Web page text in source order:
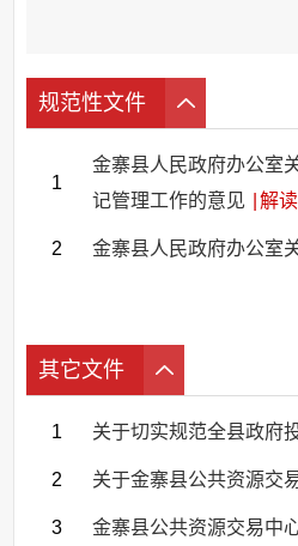
规范性文件
1
金寨县人民政府办公室
记管理工作的意见
解读
2 金寨县人民政府办公室
其它文件
1 关于切实规范全县政府
2 关于金寨县公共资源交
3 金寨县公共资源交易中